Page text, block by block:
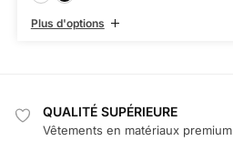
Plus d'options
QUALITÉ SUPÉRIEURE
Vêtements en matériaux premium